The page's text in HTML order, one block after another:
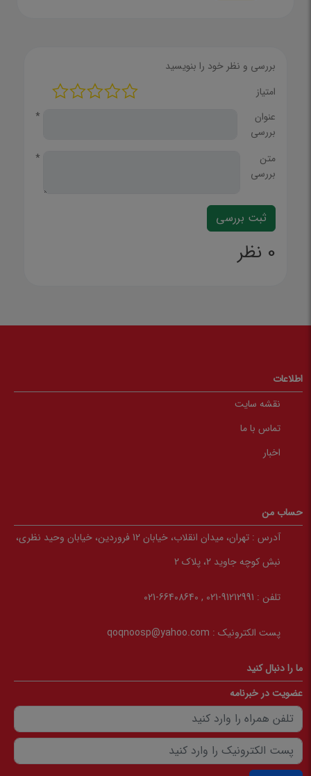
بررسی و نظر خود را بنویسید
امتیاز
عنوان
بررسی
*
متن
بررسی
*
0 نظر
اطلاعات
نقشه سایت
تماس با ما
اخبار
حساب من
آدرس :
تهران، میدان انقلاب، خیابان 12 فروردین، خیابان وحید نظری،
نبش کوچه جاوید 2، پلاک 2
تلفن : 91212991-021 , 66408640-021
پست الکترونیک : qoqnoosp@yahoo.com
ما را دنبال کنید
عضویت در خبرنامه